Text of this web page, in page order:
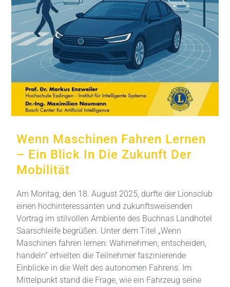
Wenn Maschinen Fahren Lernen
– Ein Blick In Die Zukunft Der
Mobilität
Am Montag, den 18. August 2025, durfte der Lionsclub
einen hochinteressanten und zukunftsweisenden
Vortrag im stilvollen Ambiente des Buchnas Landhotel
Saarschleife begrüßen. Unter dem Titel „Wenn
Maschinen fahren lernen: Wahrnehmen, entscheiden,
handeln“ erhielten die Teilnehmer faszinierende
Einblicke in die Welt des autonomen Fahrens. Im
Mittelpunkt stand die Frage, wie ein Fahrzeug seine